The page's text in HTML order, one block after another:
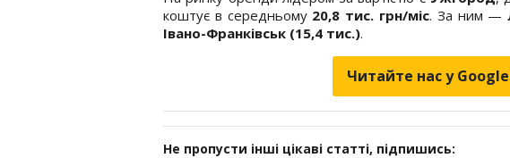
коштує в середньому 20,8 тис. грн/міс. За ним —
Івано-Франківськ (15,4 тис.).
Читайте нас у
Не пропусти інші цікаві статті, підпишись: